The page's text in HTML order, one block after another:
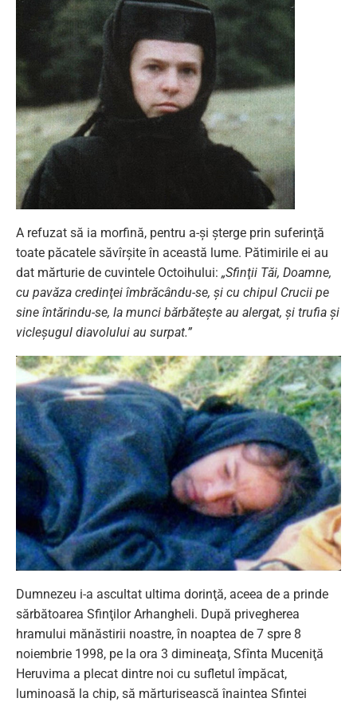
A refuzat să ia morfină, pentru a-şi şterge prin suferinţă
toate păcatele săvîrşite în această lume. Pătimirile ei au
dat mărturie de cuvintele Octoihului: „Sfinţii Tăi, Doamne,
cu pavăza credinţei îmbrăcându-se, şi cu chipul Crucii pe
sine întărindu-se, la munci bărbăteşte au alergat, şi trufia şi
vicleşugul diavolului au surpat.”
Dumnezeu i-a ascultat ultima dorinţă, aceea de a prinde
sărbătoarea Sfinţilor Arhangheli. După privegherea
hramului mănăstirii noastre, în noaptea de 7 spre 8
noiembrie 1998, pe la ora 3 dimineaţa, Sfînta Muceniţă
Heruvima a plecat dintre noi cu sufletul împăcat,
luminoasă la chip, să mărturisească înaintea Sfintei